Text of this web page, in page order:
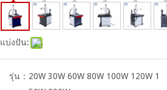
แบ่งปัน:
รุ่น： 20W 30W 60W 80W 100W 120W 1